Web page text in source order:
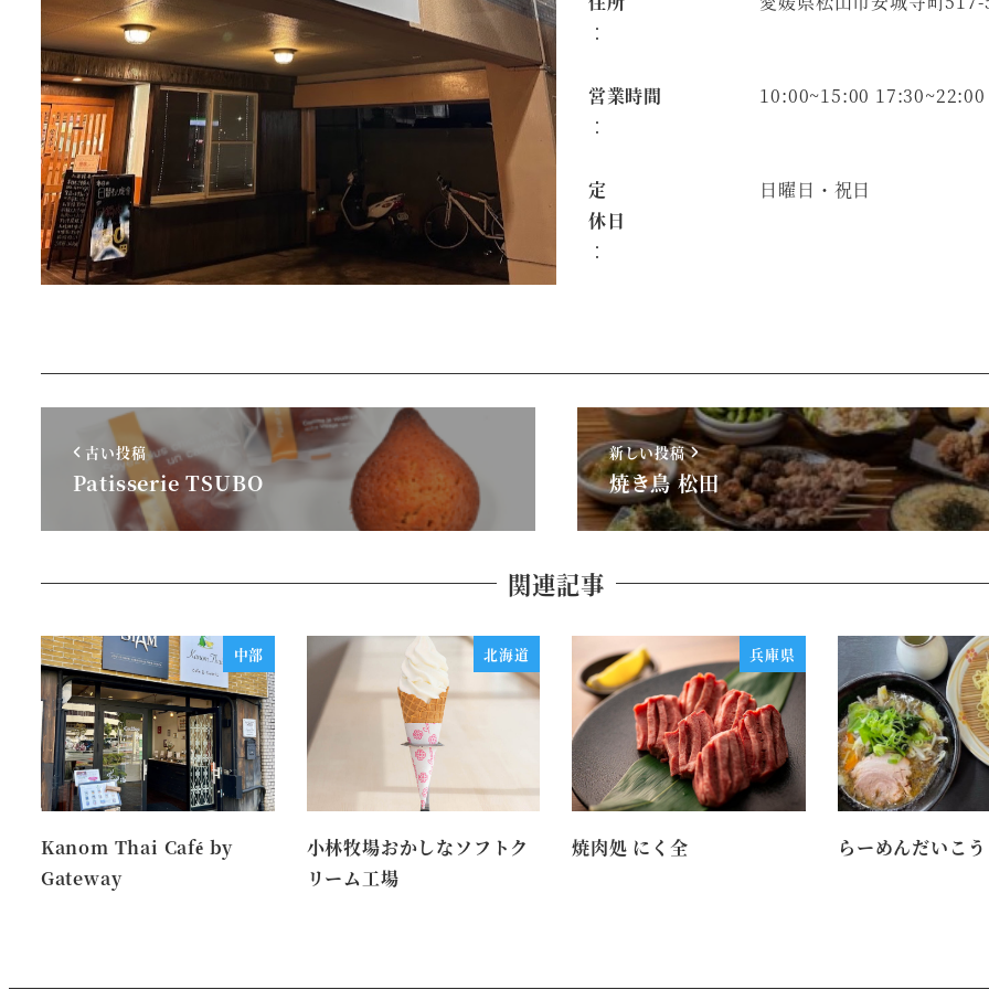
：
営業時間
：
10:00~15:00 17:30~22:00
定
休日
：
日曜日・祝日
古い投稿
Patisserie TSUBO
新しい投稿
焼き鳥 松田
関連記事
中部
Kanom Thai Café by
Gateway
北海道
小林牧場おかしなソフトク
リーム工場
兵庫県
焼肉処 にく全 らーめんだいこう